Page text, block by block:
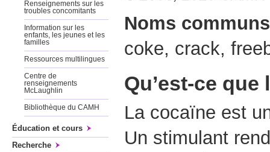
Renseignements sur les
troubles concomitants
Information sur les
enfants, les jeunes et les
familles
Ressources multilingues
Centre de
renseignements
McLaughlin
Bibliothèque du CAMH
Éducation et cours
Recherche
Noms
coke, crack,
Qu’est-ce
La cocaïne est
Un stimulant